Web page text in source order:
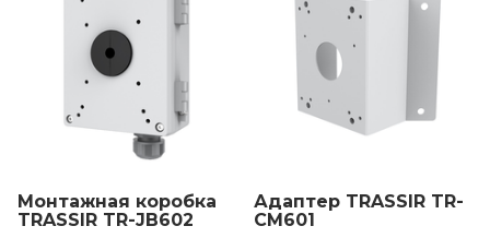
Монтажная коробка
TRASSIR TR-JB602
Адаптер TRASSIR TR-
CM601